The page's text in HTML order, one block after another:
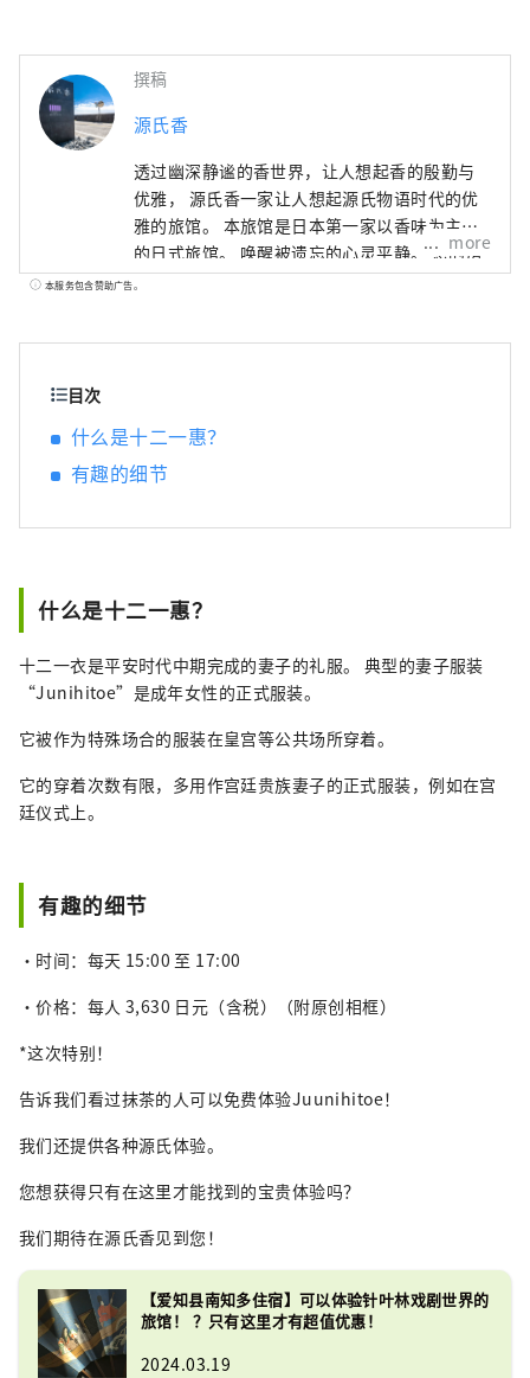
撰稿
源氏香
透过幽深静谧的香世界，让人想起香的殷勤与
优雅， 源氏香一家让人想起源氏物语时代的优
雅的旅馆。 本旅馆是日本第一家以香味为主题
的日式旅馆。 唤醒被遗忘的心灵平静。 您的房
间和整个酒店到处都可以感受到熏香的舒适
more
本服务包含赞助广告。
目次
什么是十二一惠？
有趣的细节
什么是十二一惠？
十二一衣是平安时代中期完成的妻子的礼服。 典型的妻子服装
“Junihitoe”是成年女性的正式服装。
它被作为特殊场合的服装在皇宫等公共场所穿着。
它的穿着次数有限，多用作宫廷贵族妻子的正式服装，例如在宫
廷仪式上。
有趣的细节
・时间：每天 15:00 至 17:00
・价格：每人 3,630 日元（含税）（附原创相框）
*这次特别！
告诉我们看过抹茶的人可以免费体验Juunihitoe！
我们还提供各种源氏体验。
您想获得只有在这里才能找到的宝贵体验吗？
我们期待在源氏香见到您！
【爱知县南知多住宿】可以体验针叶林戏剧世界的
旅馆！ ？只有这里才有超值优惠！
2024.03.19